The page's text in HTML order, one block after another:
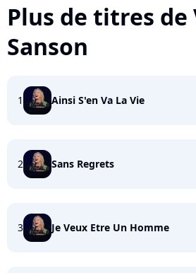
Plus de titres de
Sanson
1 Ainsi S'en Va La Vie
2 Sans Regrets
3 Je Veux Etre Un Homme